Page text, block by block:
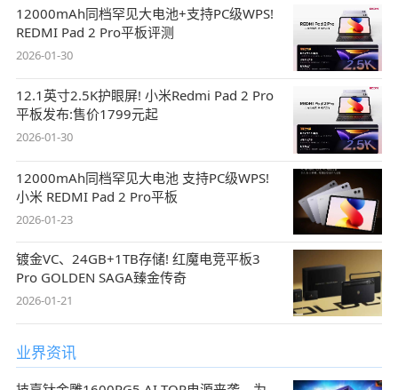
12000mAh同档罕见大电池+支持PC级WPS!
REDMI Pad 2 Pro平板评测
2026-01-30
12.1英寸2.5K护眼屏! 小米Redmi Pad 2 Pro
平板发布:售价1799元起
2026-01-30
12000mAh同档罕见大电池 支持PC级WPS!
小米 REDMI Pad 2 Pro平板
2026-01-23
镀金VC、24GB+1TB存储! 红魔电竞平板3
Pro GOLDEN SAGA臻金传奇
2026-01-21
业界资讯